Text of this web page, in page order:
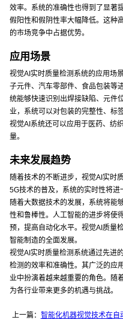
效率。系统的准确性也得到了显著
假阳性和假阴性率大幅降低。这种
的市场竞争中占据优势。
应用场景
视觉AI实时质量检测系统的应用场
子元件、汽车零部件、食品包装等
统能够快速识别出焊接缺陷、元件
业，系统可以对包装的完整性、标
视觉AI系统还可以应用于医药、纺
量。
未来发展趋势
随着技术的不断进步，视觉AI实时
5G技术的普及，系统的实时性将进
随着大数据技术的发展，系统将能
性和鲁棒性。人工智能的进步将使
预，提高自动化水平。视觉AI质量
智能制造的全面发展。
视觉AI实时质量检测系统通过先进
检测的效率和准确性。其广泛的应
业中扮演着越来越重要的角色。随
为各行业带来更多的机遇与挑战。
上一篇： 智能化机器视觉技术在自